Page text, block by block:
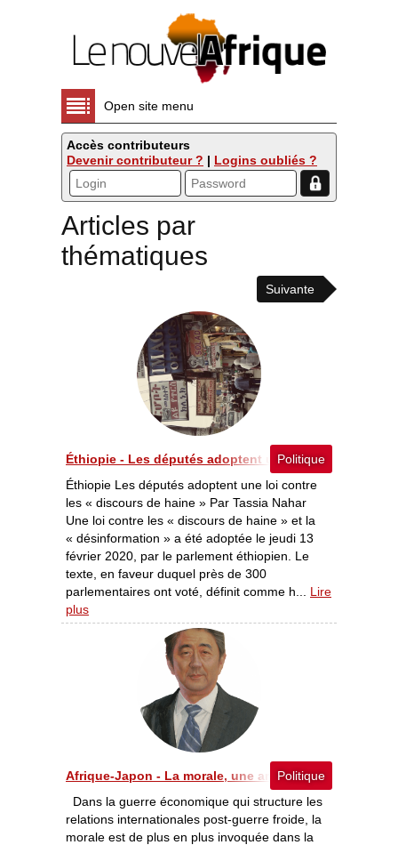
Open site menu
Accès contributeurs
Devenir contributeur ? | Logins oubliés ?
Articles par
thématiques
Suivante
Politique
Éthiopie - Les députés adoptent une loi contre les «
Éthiopie Les députés adoptent une loi contre
les « discours de haine » Par Tassia Nahar
Une loi contre les « discours de haine » et la
« désinformation » a été adoptée le jeudi 13
février 2020, par le parlement éthiopien. Le
texte, en faveur duquel près de 300
parlementaires ont voté, définit comme h... Lire
plus
Politique
Afrique-Japon - La morale, une arme de conquête ?
Dans la guerre économique qui structure les
relations internationales post-guerre froide, la
morale est de plus en plus invoquée dans la